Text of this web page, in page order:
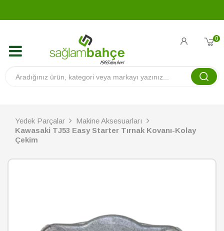
0
Yedek Parçalar
Makine Aksesuarları
Kawasaki TJ53 Easy Starter Tırnak Kovanı-Kolay
Çekim